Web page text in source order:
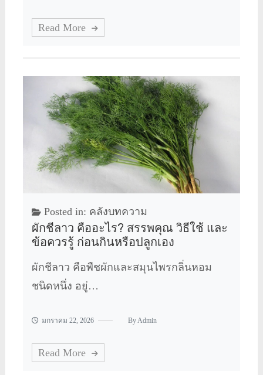
Read More
Posted in: คลังบทความ
ผักชีลาว คืออะไร? สรรพคุณ วิธีใช้ และ
ข้อควรรู้ ก่อนกินหรือปลูกเอง
ผักชีลาว คือพืชผักและสมุนไพรกลิ่นหอม
ชนิดหนึ่ง อยู่…
มกราคม 22, 2026 ByAdmin
Read More